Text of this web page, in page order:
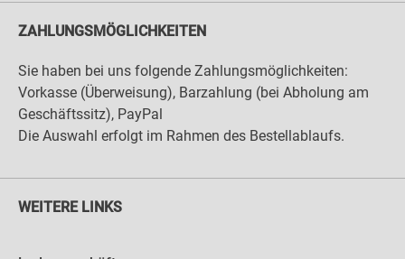
ZAHLUNGSMÖGLICHKEITEN
Sie haben bei uns folgende Zahlungsmöglichkeiten:
Vorkasse (Überweisung), Barzahlung (bei Abholung am
Geschäftssitz), PayPal
Die Auswahl erfolgt im Rahmen des Bestellablaufs.
WEITERE LINKS